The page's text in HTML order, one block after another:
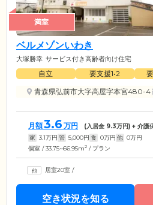
満室
ベルメゾンいわき
大塚勝幸 サービス付き高齢者向け住宅
自立 要支援1•2
青森県弘前市大字高屋字本宮480-4
月額3.6 万円 (入居金 9.3万円) + 介護
家 3.1万円 管 5,000円 食 0万円 他 0万円
個室 / 33.75~66.95m2 / プラン
居室20室 /
空き状況を知る